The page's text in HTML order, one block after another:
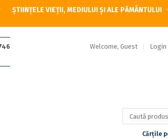
ȘTIINȚELE VIEȚII, MEDIULUI ȘI ALE PĂMÂNTULUI
Welcome, Guest
Caută
după:
Cărțile